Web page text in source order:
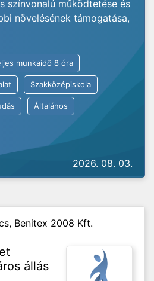
színvonalú működtetése és
növelésének támogatása,
munkaidő 8 óra
Szakközépiskola
Általános
2026. 08. 03.
Benitex 2008 Kft.
állás